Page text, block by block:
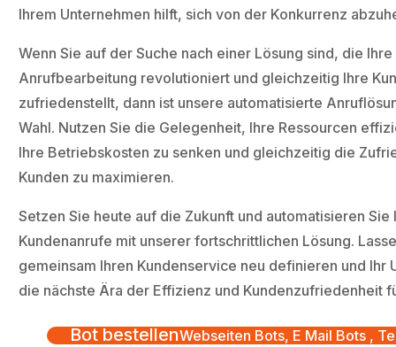
Ihrem Unternehmen hilft, sich von der Konkurrenz
Wenn Sie auf der Suche nach einer Lösung sind, die Ihre
Anrufbearbeitung revolutioniert und gleichzeitig Ihre
zufriedenstellt, dann ist unsere automatisierte
Wahl. Nutzen Sie die Gelegenheit, Ihre Ressourcen
Ihre Betriebskosten zu senken und gleichzeitig die
Kunden zu maximieren.
Setzen Sie heute auf die Zukunft und automatisieren Sie
Kundenanrufe mit unserer fortschrittlichen Lösung.
gemeinsam Ihren Kundenservice neu definieren und Ihr
die nächste Ära der Effizienz und Kundenzufriedenheit
Bot bestellenWebseiten Bots, E Mail Bots ,